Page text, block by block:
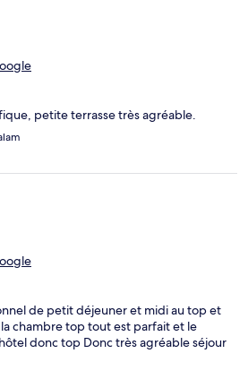
petite terrasse très agréable.
de petit déjeuner et midi au top et
chambre top tout est parfait et le
donc top Donc très agréable séjour